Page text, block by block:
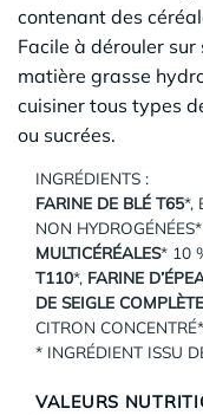
contenant des
Facile à dérouler
matière grasse
cuisiner tous types
ou sucrées.
INGRÉDIENTS :
FARINE DE BLÉ T65*,
NON
MULTICÉRÉALES* 10
T110*, FARINE
DE SEIGLE
CITRON
* INGRÉDIENT ISSU
VALEURS